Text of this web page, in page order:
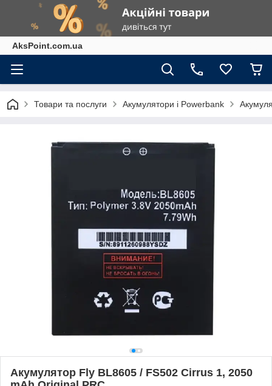
AksPoint.com.ua
Товари та послуги Акумулятори і Powerbank
Акумулятор Fly BL8605 / FS502 Cirrus 1, 2050